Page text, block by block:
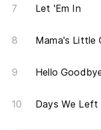
Let 'Em In
Mama's Little
Hello
Days We Left